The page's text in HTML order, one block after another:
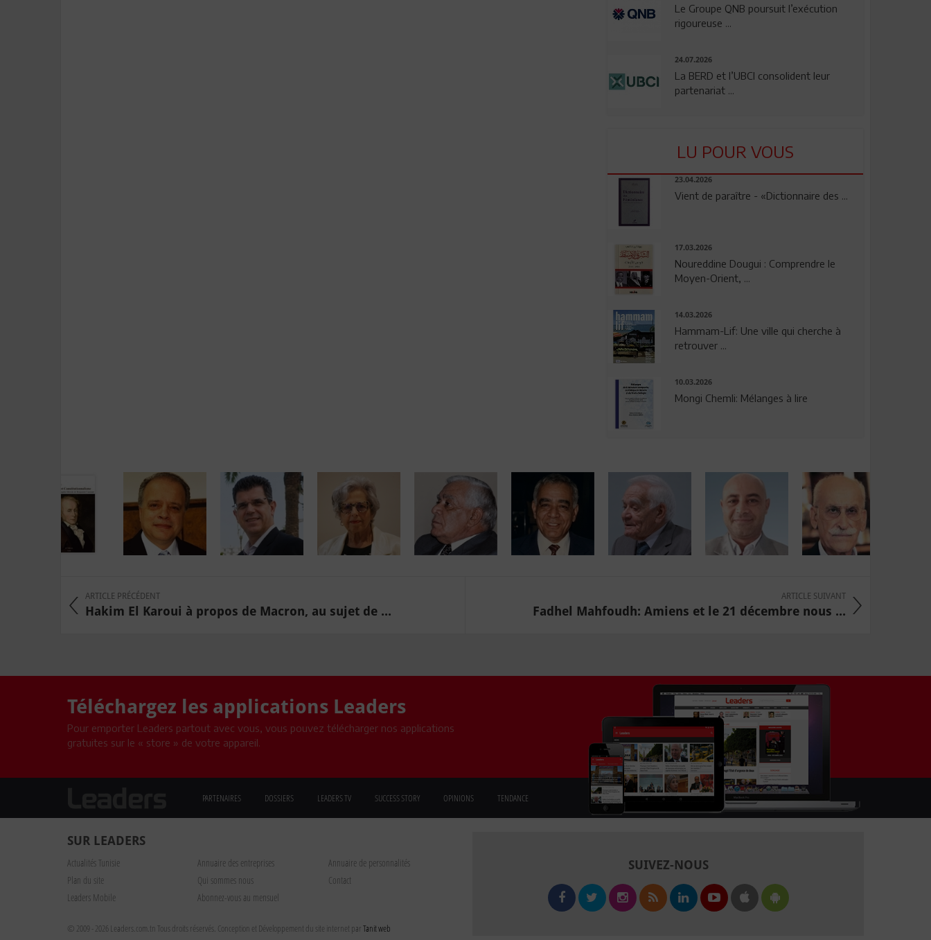
Le Groupe QNB poursuit l’exécution
rigoureuse ...
24.07.2026
La BERD et l’UBCI consolident leur
partenariat ...
LU POUR VOUS
23.04.2026
Vient de paraître - «Dictionnaire des ...
17.03.2026
Noureddine Dougui : Comprendre le
Moyen-Orient, ...
14.03.2026
Hammam-Lif: Une ville qui cherche à
retrouver ...
10.03.2026
Mongi Chemli: Mélanges à lire
ARTICLE PRÉCÉDENT
Hakim El Karoui à propos de Macron, au sujet de ...
ARTICLE SUIVANT
Fadhel Mahfoudh: Amiens et le 21 décembre nous ...
Téléchargez les applications Leaders
Pour emporter Leaders partout avec vous, vous pouvez télécharger nos applications
gratuites sur le « store » de votre appareil.
PARTENAIRES DOSSIERS LEADERS TV SUCCESS STORY OPINIONS TENDANCE
SUR LEADERS
Actualités Tunisie Annuaire des entreprises
Annuaire de personnalités
Plan du site
Qui sommes nous
Contact
Leaders Mobile
Abonnez-vous au mensuel
© 2009 - 2026 Leaders.com.tn Tous droits réservés. Conception et Développement du site internet parTanit web
SUIVEZ-NOUS